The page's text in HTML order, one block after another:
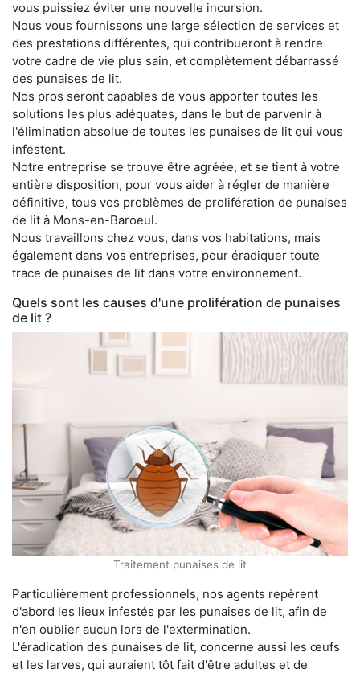
vous puissiez éviter une nouvelle incursion.
Nous vous fournissons une large sélection de services et
des prestations différentes, qui contribueront à rendre
votre cadre de vie plus sain, et complètement débarrassé
des punaises de lit.
Nos pros seront capables de vous apporter toutes les
solutions les plus adéquates, dans le but de parvenir à
l'élimination absolue de toutes les punaises de lit qui vous
infestent.
Notre entreprise se trouve être agréée, et se tient à votre
entière disposition, pour vous aider à régler de manière
définitive, tous vos problèmes de prolifération de punaises
de lit à Mons-en-Baroeul.
Nous travaillons chez vous, dans vos habitations, mais
également dans vos entreprises, pour éradiquer toute
trace de punaises de lit dans votre environnement.
Quels sont les causes d'une prolifération de punaises
de lit ?
Traitement punaises de lit
Particulièrement professionnels, nos agents repèrent
d'abord les lieux infestés par les punaises de lit, afin de
n'en oublier aucun lors de l'extermination.
L'éradication des punaises de lit, concerne aussi les œufs
et les larves, qui auraient tôt fait d'être adultes et de